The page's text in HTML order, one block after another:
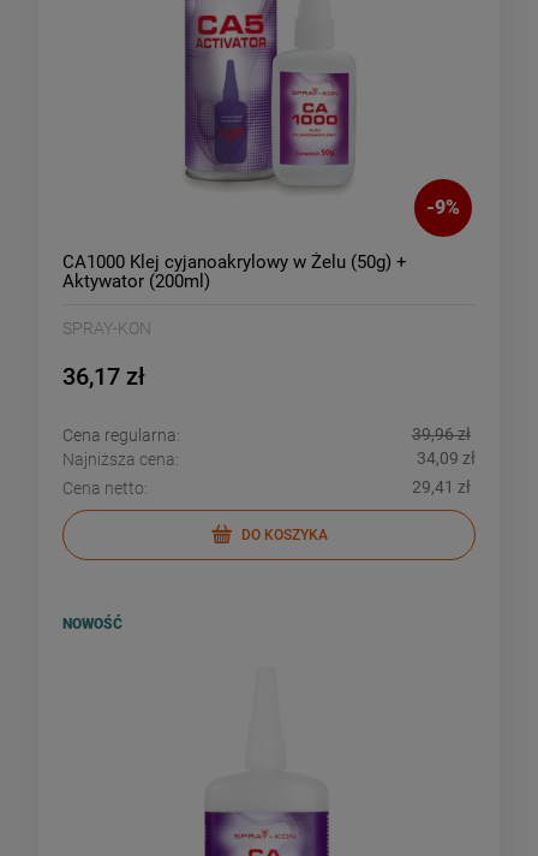
-9%
CA1000 Klej cyjanoakrylowy w Żelu (50g) +
Aktywator (200ml)
SPRAY-KON
36,17 zł
Cena regularna:
39,96 zł
Najniższa cena:
34,09 zł
Cena netto:
29,41 zł
DO KOSZYKA
NOWOŚĆ